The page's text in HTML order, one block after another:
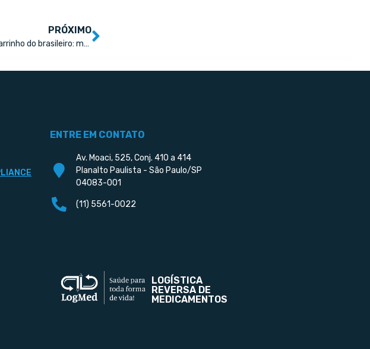
PRÓXIMO
Canetas emagrecedoras já impactam o carrinho do brasileiro: mais da metade das doses consumidas de GLP-1 pode vir do mercado informal
ENTRE EM CONTATO
Av. Moaci, 525, Conj. 410 a 414
Planalto Paulista - São Paulo/SP
04083-001
(11) 5561-0022
LOGÍSTICA
REVERSA DE
MEDICAMENTOS